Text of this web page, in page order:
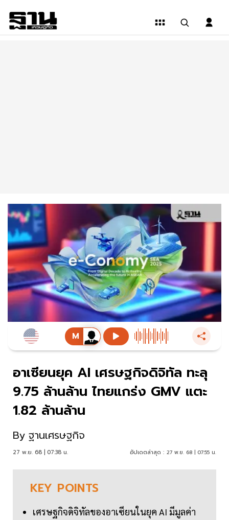
อาเซียนยุค AI เศรษฐกิจดิจิทัล ทะลุ
9.75 ล้านล้าน ไทยแกร่ง GMV แตะ
1.82 ล้านล้าน
By ฐานเศรษฐกิจ
27 พ.ย. 68 | 07:38 น. อัปเดตล่าสุด : 27 พ.ย. 68 | 07:55 น.
KEY POINTS
เศรษฐกิจดิจิทัลของอาเซียนในยุค AI มีมูลค่า